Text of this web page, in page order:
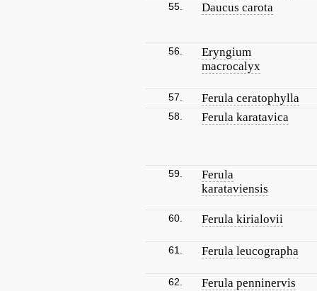
55. Daucus carota
56.
Eryngium
macrocalyx
57. Ferula ceratophylla
58. Ferula karatavica
59.
Ferula
karataviensis
60. Ferula kirialovii
61. Ferula leucographa
62. Ferula penninervis